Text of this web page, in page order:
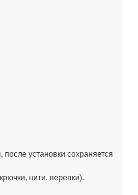
установки сохраняется
нити, веревки).